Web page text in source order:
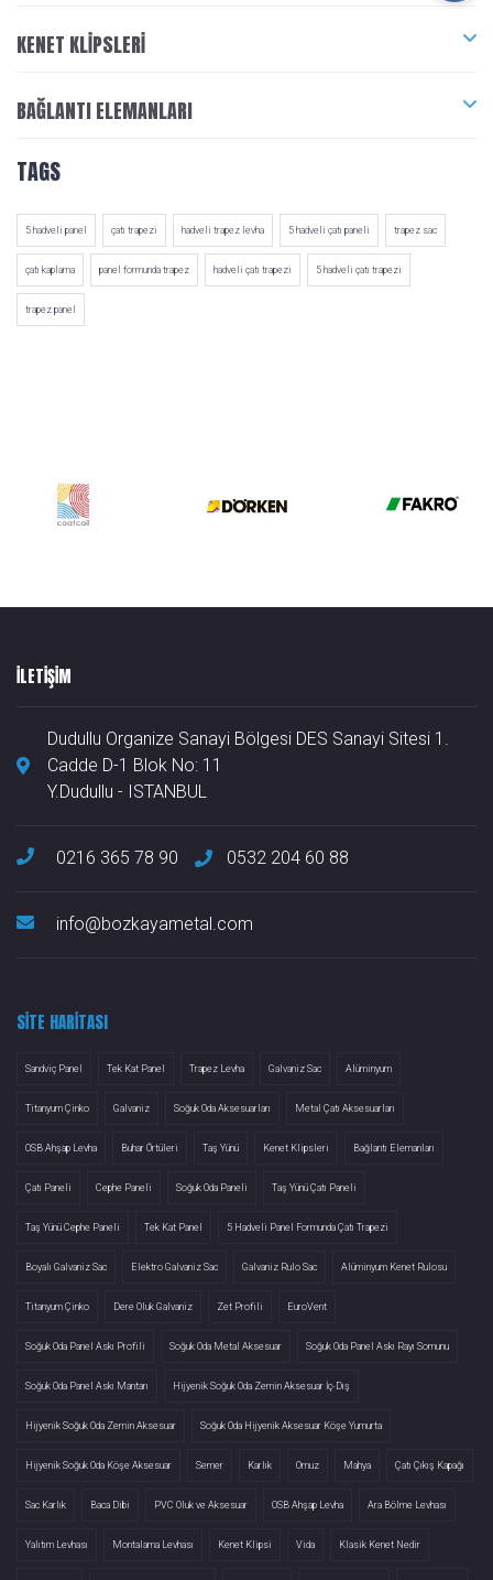
KENET KLIPSLERI
BAĞLANTI ELEMANLARI
TAGS
5 hadveli panel çatı trapezi hadveli trapez levha 5 hadveli çatı paneli trapez sac
çatı kaplama panel formunda trapez hadveli çatı trapezi 5 hadveli çatı trapezi
trapez panel
ILETIŞIM
Dudullu Organize Sanayi Bölgesi DES Sanayi Sitesi 1.
Cadde D-1 Blok No: 11
Y.Dudullu - ISTANBUL
0216 365 78 90 0532 204 60 88
info@bozkayametal.com
SITE HARITASI
Sandviç Panel Tek Kat Panel Trapez Levha Galvaniz Sac Alüminyum
Titanyum Çinko Galvaniz Soğuk Oda Aksesuarları Metal Çatı Aksesuarları
OSB Ahşap Levha Buhar Örtüleri Taş Yünü Kenet Klipsleri Bağlantı Elemanları
Çatı Paneli Cephe Paneli Soğuk Oda Paneli Taş Yünü Çatı Paneli
Taş Yünü Cephe Paneli Tek Kat Panel 5 Hadveli Panel Formunda Çatı Trapezi
Boyalı Galvaniz Sac Elektro Galvaniz Sac Galvaniz Rulo Sac Alüminyum Kenet Rulosu
Titanyum Çinko Dere Oluk Galvaniz Zet Profili EuroVent
Soğuk Oda Panel Askı Profili Soğuk Oda Metal Aksesuar Soğuk Oda Panel Askı Rayı Somunu
Soğuk Oda Panel Askı Mantarı Hijyenik Soğuk Oda Zemin Aksesuar İç-Dış
Hijyenik Soğuk Oda Zemin Aksesuar Soğuk Oda Hijyenik Aksesuar Köşe Yumurta
Hijyenik Soğuk Oda Köşe Aksesuar Semer Karlık Omuz Mahya Çatı Çıkış Kapağı
Sac Karlık Baca Dibi PVC Oluk ve Aksesuar OSB Ahşap Levha Ara Bölme Levhası
Yalıtım Levhası Montalama Levhası Kenet Klipsi Vida Klasik Kenet Nedir